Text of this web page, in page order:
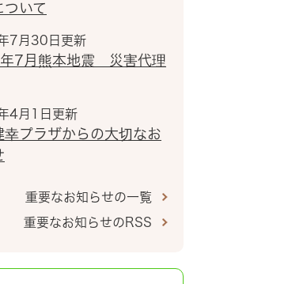
ついて
7月30日更新
7月熊本地震 災害代理
4月1日更新
幸プラザからの大切なお
重要なお知らせの一覧
重要なお知らせのRSS